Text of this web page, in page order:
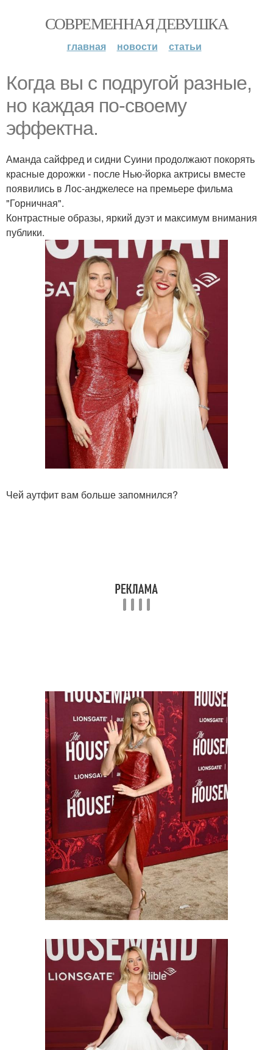
СОВРЕМЕННАЯ ДЕВУШКА
главная новости статьи
Когда вы с подругой разные,
но каждая по-своему
эффектна.
Аманда сайфред и сидни Суини продолжают покорять
красные дорожки - после Нью-йорка актрисы вместе
появились в Лос-анджелесе на премьере фильма
"Горничная".
Контрастные образы, яркий дуэт и максимум внимания
публики.
Чей аутфит вам больше запомнился?